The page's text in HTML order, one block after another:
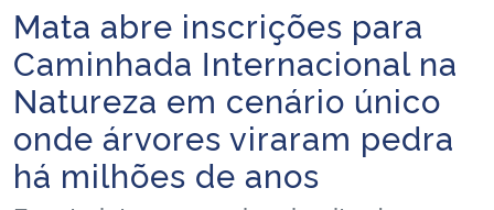
Ministério da Agricultura, Pecuária e Abastecimento
Ministério da Educação
Ministério da Cidadania
Início do conteúdo
Mata abre inscrições para
Caminhada Internacional na
Natureza em cenário único
onde árvores viraram pedra
há milhões de anos